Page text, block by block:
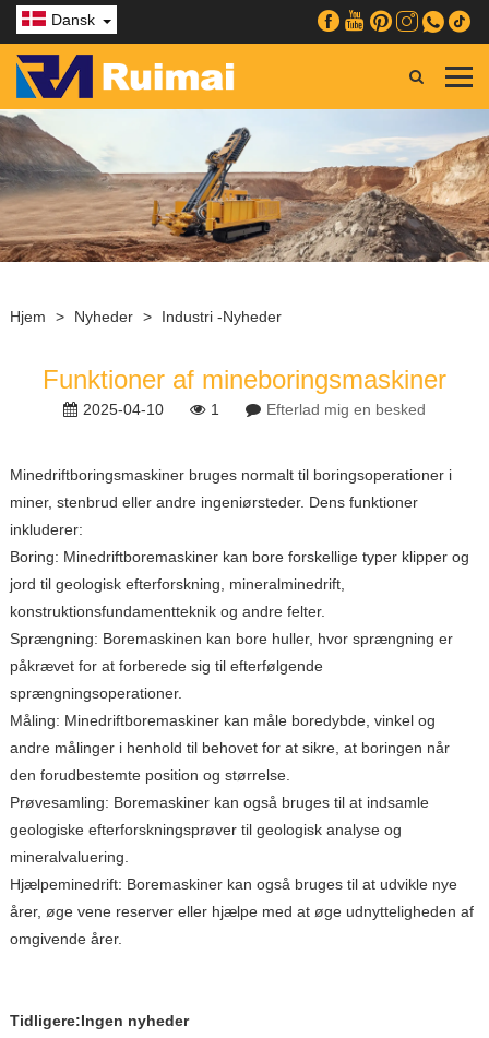
Dansk
Hjem > Nyheder > Industri -nyheder
Funktioner af mineboringsmaskiner
2025-04-10 1 Efterlad mig en besked
Minedriftboringsmaskiner bruges normalt til boringsoperationer i
miner, stenbrud eller andre ingeniørsteder. Dens funktioner
inkluderer:
Boring: Minedriftboremaskiner kan bore forskellige typer klipper og
jord til geologisk efterforskning, mineralminedrift,
konstruktionsfundamentteknik og andre felter.
Sprængning: Boremaskinen kan bore huller, hvor sprængning er
påkrævet for at forberede sig til efterfølgende
sprængningsoperationer.
Måling: Minedriftboremaskiner kan måle boredybde, vinkel og
andre målinger i henhold til behovet for at sikre, at boringen når
den forudbestemte position og størrelse.
Prøvesamling: Boremaskiner kan også bruges til at indsamle
geologiske efterforskningsprøver til geologisk analyse og
mineralvaluering.
Hjælpeminedrift: Boremaskiner kan også bruges til at udvikle nye
årer, øge vene reserver eller hjælpe med at øge udnytteligheden af ​​
omgivende årer.
Tidligere:Ingen nyheder